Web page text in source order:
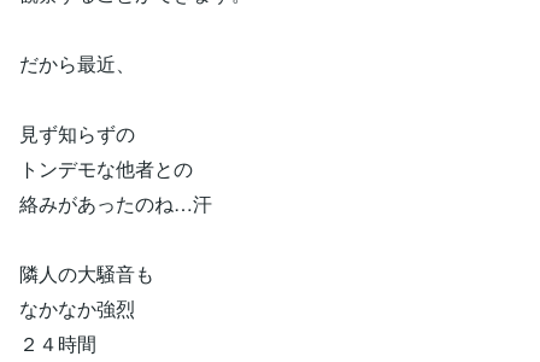
だから最近、
見ず知らずの
トンデモな他者との
絡みがあったのね…汗
隣人の大騒音も
なかなか強烈
２４時間